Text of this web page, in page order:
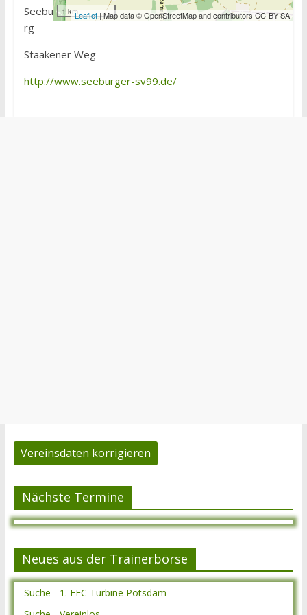
1 kmLeaflet| Map data © OpenStreetMap and contributors CC-BY-SA
Seebu
rg
Staakener Weg
http://www.seeburger-sv99.de/
Vereinsdaten korrigieren
Nächste Termine
Neues aus der Trainerbörse
Suche - 1. FFC Turbine Potsdam